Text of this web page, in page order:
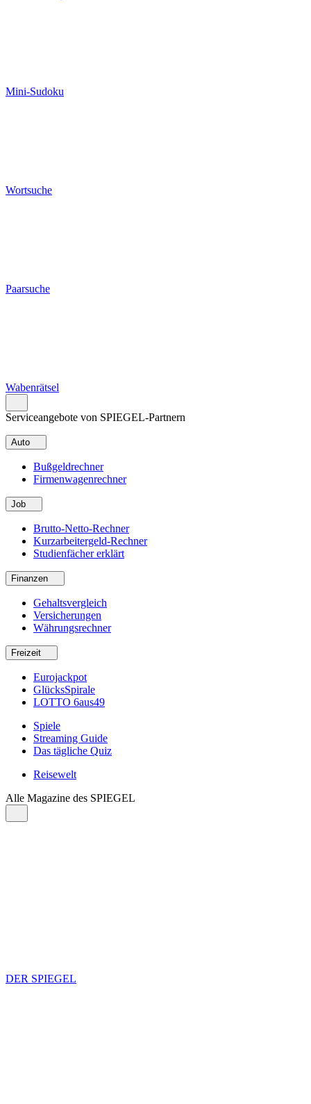
Mini-Sudoku
Wortsuche
Paarsuche
Wabenrätsel
Serviceangebote von SPIEGEL-Partnern
Auto
Bußgeldrechner
Firmenwagenrechner
Job
Brutto-Netto-Rechner
Kurzarbeitergeld-Rechner
Studienfächer erklärt
Finanzen
Gehaltsvergleich
Versicherungen
Währungsrechner
Freizeit
Eurojackpot
GlücksSpirale
LOTTO 6aus49
Spiele
Streaming Guide
Das tägliche Quiz
Reisewelt
Alle Magazine des SPIEGEL
DER SPIEGEL